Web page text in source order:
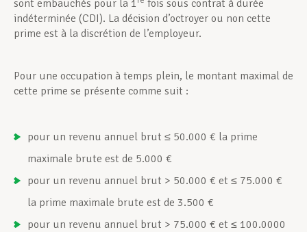
sont embauchés pour la 1
fois sous contrat à durée
indéterminée (CDI). La décision d’octroyer ou non cette
prime est à la discrétion de l’employeur.
Pour une occupation à temps plein, le montant maximal de
cette prime se présente comme suit :
pour un revenu annuel brut ≤ 50.000 € la prime
maximale brute est de 5.000 €
pour un revenu annuel brut > 50.000 € et ≤ 75.000 €
la prime maximale brute est de 3.500 €
pour un revenu annuel brut > 75.000 € et ≤ 100.0000